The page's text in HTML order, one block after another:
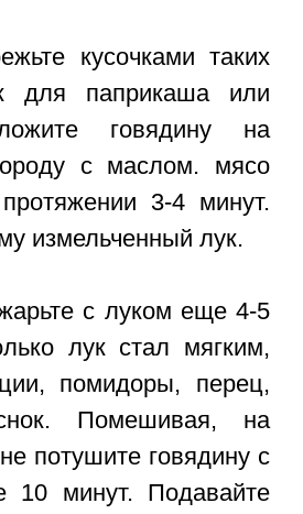
кусочками таких
для паприкаша или
говядину на
с маслом. мясо
3-4 минут.
измельченный лук.
с луком еще 4-5
лук стал мягким,
помидоры, перец,
Помешивая, на
потушите говядину с
минут. Подавайте